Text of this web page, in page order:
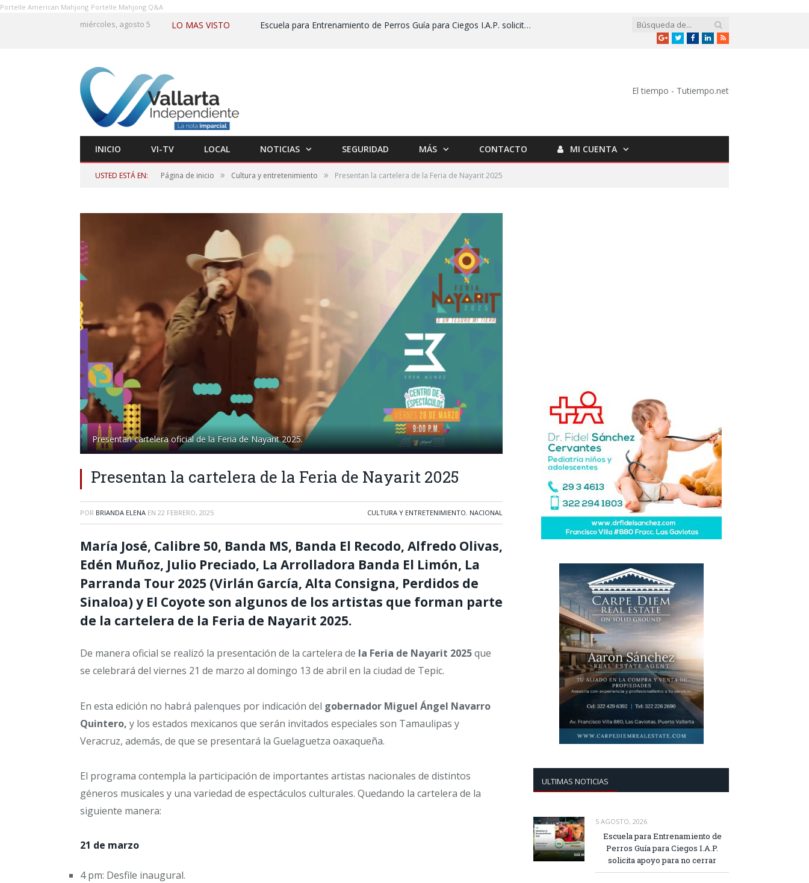
Portelle American Mahjong Portelle Mahjong Q&A
miércoles, agosto 5 LO MAS VISTO Escuela para Entrenamiento de Perros Guía para Ciegos I.A.P. solicita apoyo para no cerrar
GoogleTwitterFacebookLinkedIn
RSS
El tiempo - Tutiempo.net
INICIO VI-TV LOCAL NOTICIAS SEGURIDAD MÁS CONTACTO MI CUENTA
USTED ESTÁ EN: Página de inicio » Cultura y entretenimiento » Presentan la cartelera de la Feria de Nayarit 2025
Presentan cartelera oficial de la Feria de Nayarit 2025.
Presentan la cartelera de la Feria de Nayarit 2025
POR BRIANDA ELENA EN 22 FEBRERO, 2025 CULTURA Y ENTRETENIMIENTO, NACIONAL
María José, Calibre 50, Banda MS, Banda El Recodo, Alfredo Olivas,
Edén Muñoz, Julio Preciado, La Arrolladora Banda El Limón, La
Parranda Tour 2025 (Virlán García, Alta Consigna, Perdidos de
Sinaloa) y El Coyote son algunos de los artistas que forman parte
de la cartelera de la Feria de Nayarit 2025.
De manera oficial se realizó la presentación de la cartelera de la Feria de Nayarit 2025que
se celebrará del viernes 21 de marzo al domingo 13 de abril en la ciudad de Tepic.
En esta edición no habrá palenques por indicación del gobernador Miguel Ángel Navarro
Quintero, y los estados mexicanos que serán invitados especiales son Tamaulipas y
Veracruz, además, de que se presentará la Guelaguetza oaxaqueña.
El programa contempla la participación de importantes artistas nacionales de distintos
géneros musicales y una variedad de espectáculos culturales. Quedando la cartelera de la
siguiente manera:
21 de marzo
4 pm: Desfile inaugural.
ULTIMAS NOTICIAS
5 AGOSTO, 2026
Escuela para Entrenamiento de
Perros Guía para Ciegos I.A.P.
solicita apoyo para no cerrar